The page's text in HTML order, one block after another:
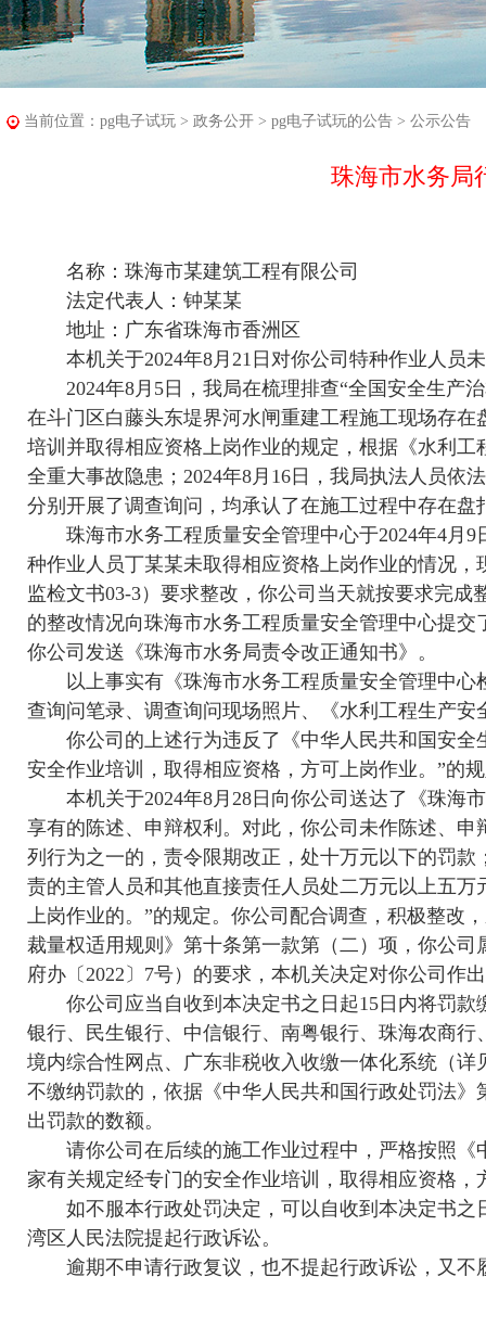
当前位置： pg电子试玩 > 政务公开 > pg电子试玩的公告 > 公示公告
珠海市水务局
名称：珠海市某建筑工程有限公司
法定代表人：钟某某
地址：广东省珠海市香洲区
本机关于2024年8月21日对你公司特种作业人员
2024年8月5日，我局在梳理排查“全国安全生产治
在斗门区白藤头东堤界河水闸重建工程施工现场存
培训并取得相应资格上岗作业的规定，根据《水利
全重大事故隐患；2024年8月16日，我局执法人员依
分别开展了调查询问，均承认了在施工过程中存在
珠海市水务工程质量安全管理中心于2024年4月9
种作业人员丁某某未取得相应资格上岗作业的情况
监检文书03-3）要求整改，你公司当天就按要求完
的整改情况向珠海市水务工程质量安全管理中心提
你公司发送《珠海市水务局责令改正通知书》。
以上事实有《珠海市水务工程质量安全管理中心
查询问笔录、调查询问现场照片、《水利工程生产
你公司的上述行为违反了《中华人民共和国安全
安全作业培训，取得相应资格，方可上岗作业。”的
本机关于2024年8月28日向你公司送达了《珠海
享有的陈述、申辩权利。对此，你公司未作陈述、
列行为之一的，责令限期改正，处十万元以下的罚
责的主管人员和其他直接责任人员处二万元以上五
上岗作业的。”的规定。你公司配合调查，积极整改
裁量权适用规则》第十条第一款第（二）项，你公
府办〔2022〕7号）的要求，本机关决定对你公司作
你公司应当自收到本决定书之日起15日内将罚款
银行、民生银行、中信银行、南粤银行、珠海农商
境内综合性网点、广东非税收入收缴一体化系统（详
不缴纳罚款的，依据《中华人民共和国行政处罚法
出罚款的数额。
请你公司在后续的施工作业过程中，严格按照《
家有关规定经专门的安全作业培训，取得相应资格
如不服本行政处罚决定，可以自收到本决定书之
湾区人民法院提起行政诉讼。
逾期不申请行政复议，也不提起行政诉讼，又不